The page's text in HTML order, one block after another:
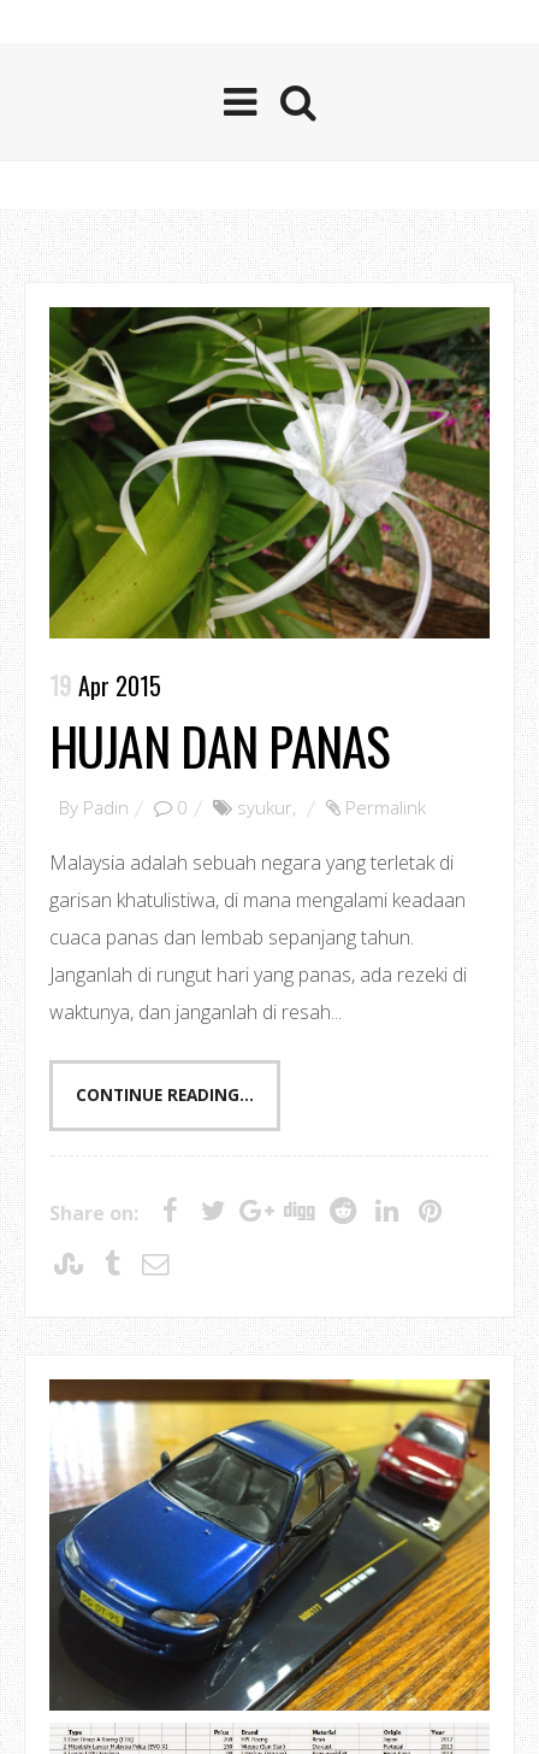
19 Apr 2015
HUJAN DAN PANAS
By Padin 0 syukur, Permalink
Malaysia adalah sebuah negara yang terletak di
garisan khatulistiwa, di mana mengalami keadaan
cuaca panas dan lembab sepanjang tahun.
Janganlah di rungut hari yang panas, ada rezeki di
waktunya, dan janganlah di resah...
CONTINUE READING...
Share on: